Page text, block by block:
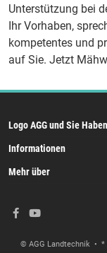
Unterstützung bei
Ihr Vorhaben,
kompetentes und
auf Sie. Jetzt
Logo AGG und Sie
Informationen
Mehr über
© AGG Landtechnik • *